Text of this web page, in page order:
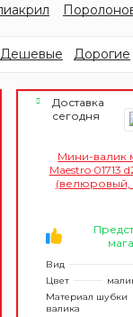
Дешевые Дорогие
Доставка
сегодня
Мини-валик
Maestro 01713
(велюровый,
Вид
Цвет
Материал шубки
валика